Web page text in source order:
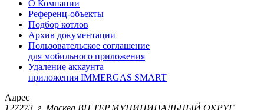
О Компании
Референц-объекты
Подбор котлов
Архив документации
Пользовательское соглашение
для мобильного приложения
Удаление аккаунта
приложения IMMERGAS SMART
Адрес
127273, г. Москва ВН.ТЕР.МУНИЦИПАЛЬНЫЙ ОКРУГ